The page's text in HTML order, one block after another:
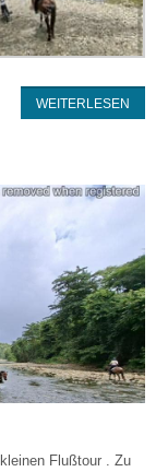
WEITERLESEN
Flußtour . Zu